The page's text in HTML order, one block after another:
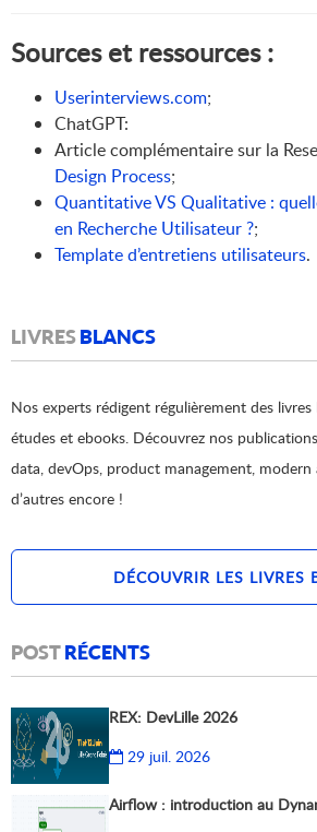
Sources et ressources :
Userinterviews.com;
ChatGPT:
Article complémentaire sur la
Design Process;
Quantitative VS Qualitative :
en Recherche Utilisateur ?;
Template d’entretiens utilisateurs.
LIVRESBLANCS
Nos experts rédigent régulièrement des
études et ebooks. Découvrez nos
data, devOps, product management,
d’autres encore !
DÉCOUVRIR LES LIVRES
POSTRÉCENTS
REX: DevLille 2026
29 juil. 2026
Airflow : introduction au